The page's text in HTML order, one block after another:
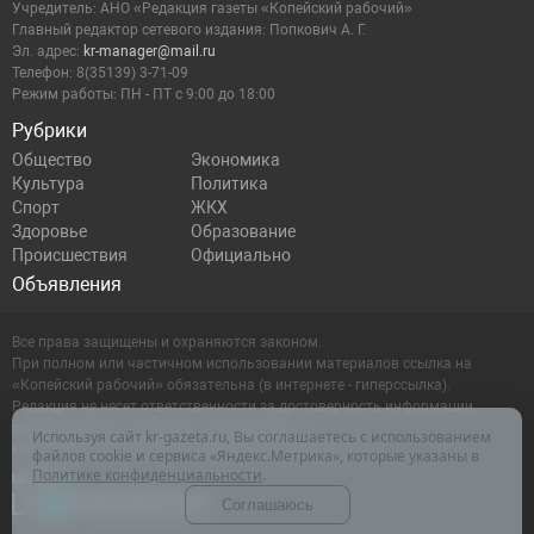
Рубрики
Общество
Экономика
Культура
Политика
Спорт
ЖКХ
Здоровье
Образование
Происшествия
Официально
Объявления
Учредитель: АНО «Редакция газеты «Копейский рабочий»
Главный редактор сетевого издания: Попкович А. Г.
Эл. адрес: kr-manager@mail.ru
Телефон: 8(35139) 3-71-09
Режим работы: ПН - ПТ с 9:00 до 18:00
Все права защищены и охраняются законом.
При полном или частичном использовании материалов ссылка на
«Копейский рабочий» обязательна (в интернете - гиперссылка).
Редакция не несет ответственности за достоверность информации,
содержащейся в рекламных объявлениях.
Настоящий ресурс может содержать материалы 16+
Используя сайт kr-gazeta.ru, Вы соглашаетесь с использованием
файлов cookie и сервиса «Яндекс.Метрика», которые указаны в
Политике конфиденциальности.
Соглашаюсь